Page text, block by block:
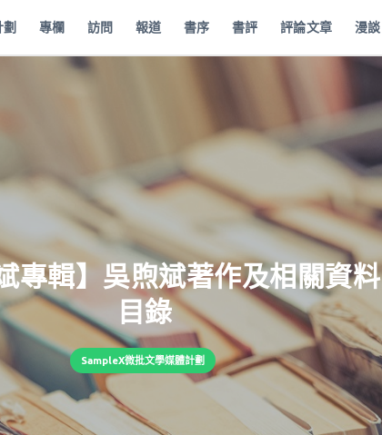
專欄 訪問 報道 書序 書評 評論文章 漫談
專輯】吳煦斌著作及相關資料
目錄
SampleX微批文學媒體計劃